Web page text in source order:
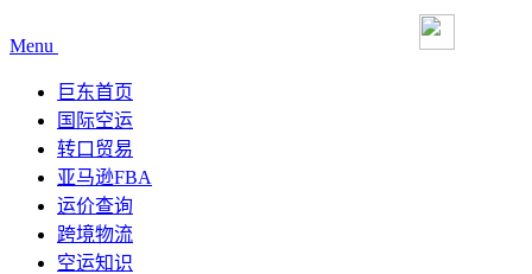
Menu
巨东首页
国际空运
转口贸易
亚马逊FBA
运价查询
跨境物流
空运知识